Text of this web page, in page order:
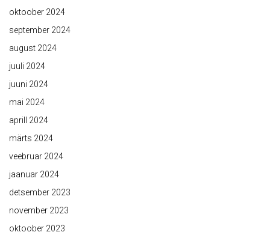
oktoober 2024
september 2024
august 2024
juuli 2024
juuni 2024
mai 2024
aprill 2024
märts 2024
veebruar 2024
jaanuar 2024
detsember 2023
november 2023
oktoober 2023